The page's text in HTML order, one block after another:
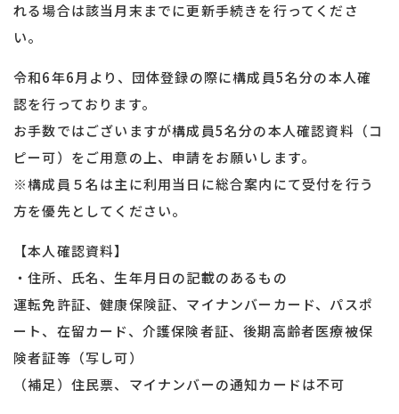
れる場合は該当月末までに更新手続きを行ってくださ
い。
令和6年6月より、団体登録の際に構成員5名分の本人確
認を行っております。
お手数ではございますが構成員5名分の本人確認資料（コ
ピー可）をご用意の上、申請をお願いします。
※構成員５名は主に利用当日に総合案内にて受付を行う
方を優先としてください。
【本人確認資料】
・住所、氏名、生年月日の記載のあるもの
運転免許証、健康保険証、マイナンバーカード、パスポ
ート、在留カード、介護保険者証、後期高齢者医療被保
険者証等（写し可）
（補足）住民票、マイナンバーの通知カードは不可